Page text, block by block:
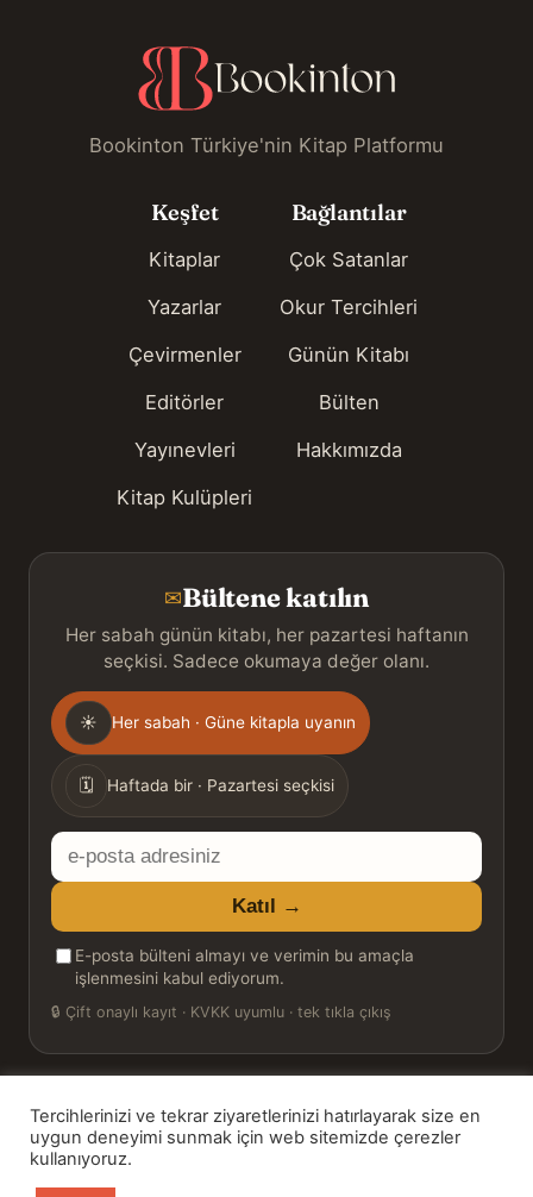
Bookinton Türkiye'nin Kitap Platformu
Keşfet
Kitaplar
Yazarlar
Çevirmenler
Editörler
Yayınevleri
Kitap Kulüpleri
Bağlantılar
Çok Satanlar
Okur Tercihleri
Günün Kitabı
Bülten
Hakkımızda
✉Bültene katılın
Her sabah günün kitabı, her pazartesi haftanın
seçkisi. Sadece okumaya değer olanı.
Gönderim
sıklığı
☀ Her sabah · Güne kitapla uyanın
🗓 Haftada bir · Pazartesi seçkisi
E-
posta
adresiniz
Katıl →
E-posta bülteni almayı ve verimin bu amaçla
işlenmesini kabul ediyorum.
🔒 Çift onaylı kayıt · KVKK uyumlu · tek tıkla çıkış
© 2026 Bookinton — Türkiye’nin Kitap Platformu
HT Book Review — webmaster: Hakan Turgay
Tercihlerinizi ve tekrar ziyaretlerinizi hatırlayarak size en
uygun deneyimi sunmak için web sitemizde çerezler
kullanıyoruz.